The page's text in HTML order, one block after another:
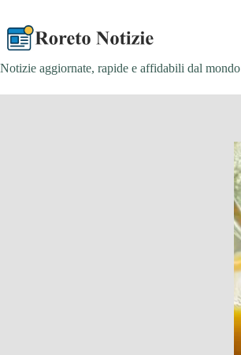
contenuto
Notizie aggiornate, rapide e affidabili dal mondo